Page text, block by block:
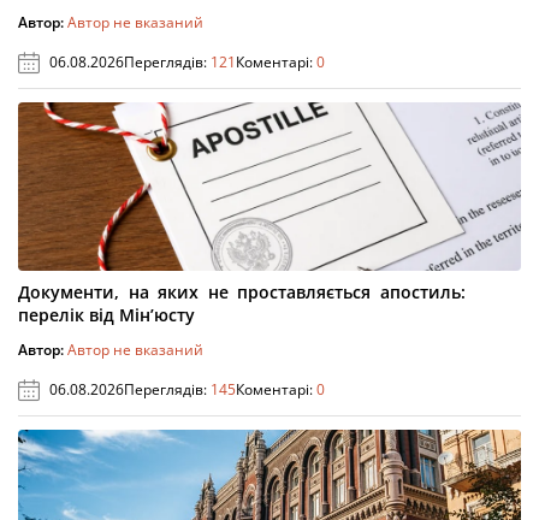
Автор:Автор не вказаний
06.08.2026Переглядів: 121Коментарі:0
Документи, на яких не проставляється апостиль:
перелік від Мін’юсту
Автор:Автор не вказаний
06.08.2026Переглядів: 145Коментарі:0